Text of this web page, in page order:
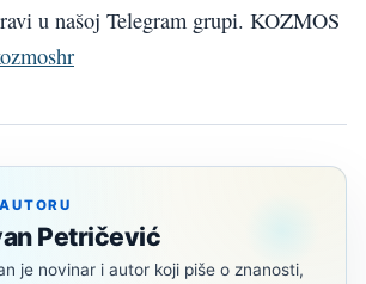
u našoj Telegram grupi. KOZMOS
Petričević
je novinar i autor koji piše o znanosti,